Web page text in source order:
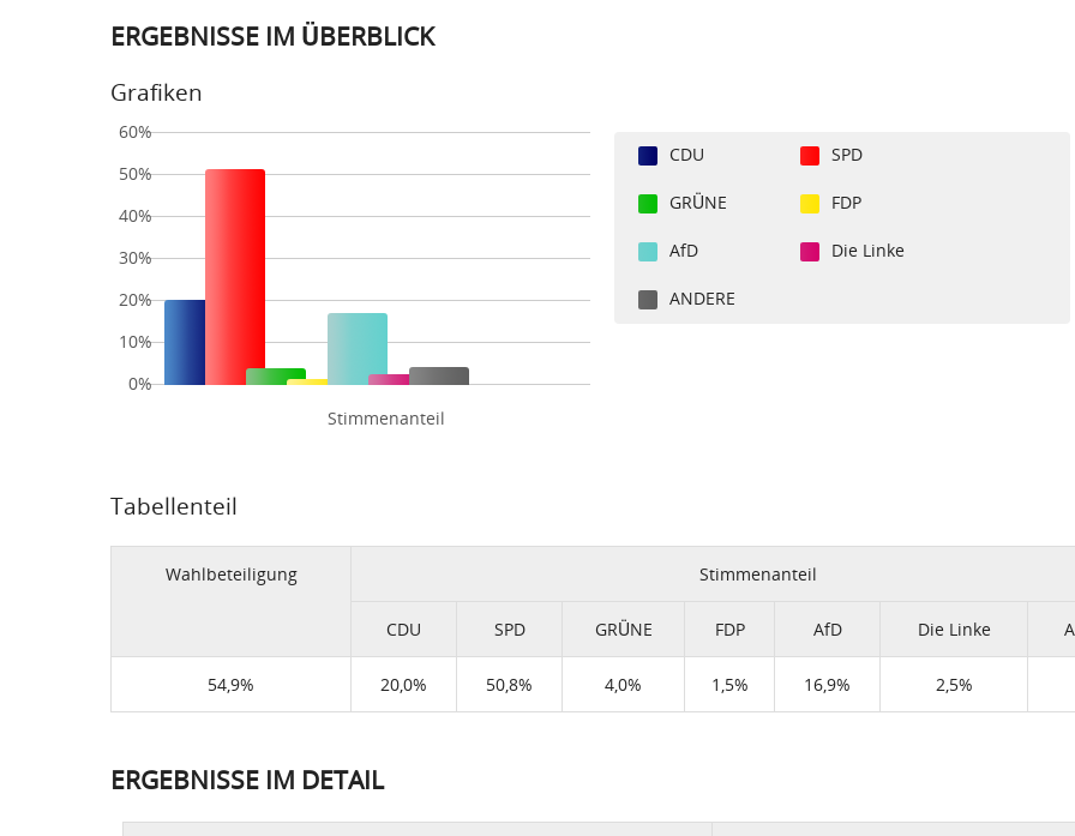
ERGEBNISSE IM ÜBERBLICK
Grafiken
Stimmenanteil
60%
50%
40%
30%
20%
10%
0%
CDU SPD
GRÜNE FDP
AfD Die Linke
ANDERE
Tabellenteil
Wahlbeteiligung Stimmenanteil
CDU SPD GRÜNE FDP AfD Die Linke
54,9% 20,0% 50,8% 4,0% 1,5% 16,9% 2,5%
ERGEBNISSE IM DETAIL